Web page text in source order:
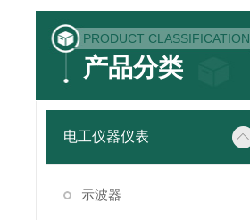
PRODUCT CLASSIFICATION
产品分类
电工仪器仪表
示波器